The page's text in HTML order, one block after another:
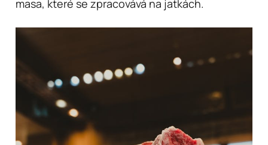
masa, které se zpracovává na jatkách.